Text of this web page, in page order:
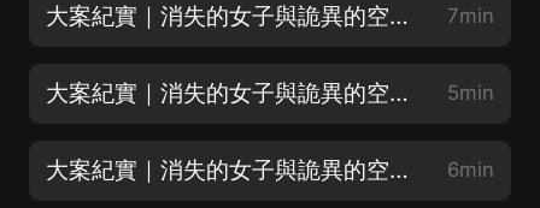
大案紀實｜消失的女子與詭異的空箱子（上）（下拉有驚喜） 7min
大案紀實｜消失的女子與詭異的空箱子（中） 5min
大案紀實｜消失的女子與詭異的空箱子（下）（求月票❤） 6min